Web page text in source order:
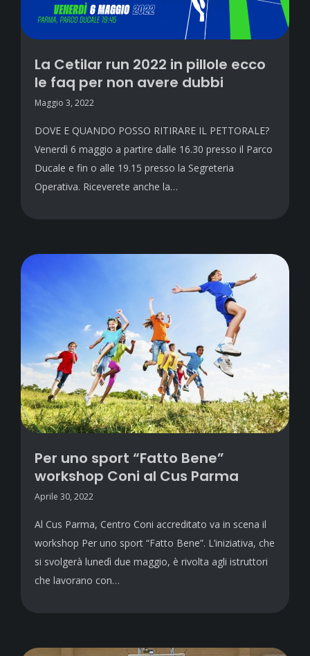
La Cetilar run 2022 in pillole ecco
le faq per non avere dubbi
Maggio 3, 2022
DOVE E QUANDO POSSO RITIRARE IL PETTORALE?
Venerdì 6 maggio a partire dalle 16.30 presso il Parco
Ducale e fin o alle 19.15 presso la Segreteria
Operativa. Riceverete anche la…
Per uno sport “Fatto Bene”
workshop Coni al Cus Parma
Aprile 30, 2022
Al Cus Parma, Centro Coni accreditato va in scena il
workshop Per uno sport “Fatto Bene”. L’iniziativa, che
si svolgerà lunedì due maggio, è rivolta agli istruttori
che lavorano con…